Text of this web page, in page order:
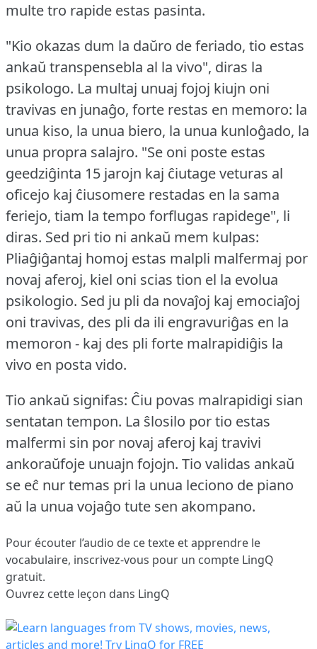
multe tro rapide estas pasinta.
"Kio okazas dum la daŭro de feriado, tio estas
ankaŭ transpensebla al la vivo", diras la
psikologo. La multaj unuaj fojoj kiujn oni
travivas en junaĝo, forte restas en memoro: la
unua kiso, la unua biero, la unua kunloĝado, la
unua propra salajro. "Se oni poste estas
geedziĝinta 15 jarojn kaj ĉiutage veturas al
oficejo kaj ĉiusomere restadas en la sama
feriejo, tiam la tempo forflugas rapidege", li
diras. Sed pri tio ni ankaŭ mem kulpas:
Pliaĝiĝantaj homoj estas malpli malfermaj por
novaj aferoj, kiel oni scias tion el la evolua
psikologio. Sed ju pli da novaĵoj kaj emociaĵoj
oni travivas, des pli da ili engravuriĝas en la
memoron - kaj des pli forte malrapidiĝis la
vivo en posta vido.
Tio ankaŭ signifas: Ĉiu povas malrapidigi sian
sentatan tempon. La ŝlosilo por tio estas
malfermi sin por novaj aferoj kaj travivi
ankoraŭfoje unuajn fojojn. Tio validas ankaŭ
se eĉ nur temas pri la unua leciono de piano
aŭ la unua vojaĝo tute sen akompano.
Pour écouter l’audio de ce texte et apprendre le
vocabulaire, inscrivez-vous pour un compte LingQ
gratuit.
Ouvrez cette leçon dans LingQ